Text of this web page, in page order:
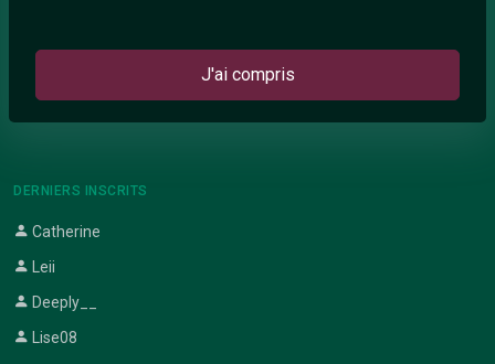
J'ai compris
Témoignage de nathanaelle
DERNIERS INSCRITS
Catherine
Leii
Deeply__
Lise08